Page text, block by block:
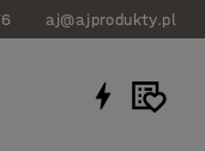
aj@ajprodukty.pl